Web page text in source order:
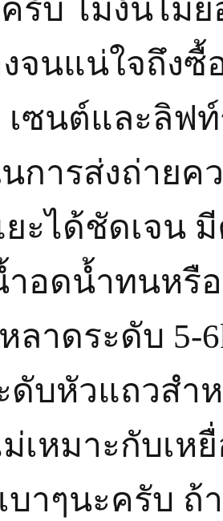
รับ ไม่งั้นไม่
จนแน่ใจถึงซื้
เซนต์และลิ
การส่งถ่ายค
ะได้ชัดเจน
ำอดน้ำทนหรื
ลาดระดับ 5-
ดับหัวแถวสำ
เหมาะกับเห
บาๆนะครับ